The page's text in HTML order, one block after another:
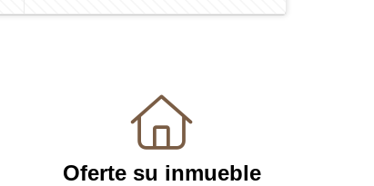
Oferte su inmueble